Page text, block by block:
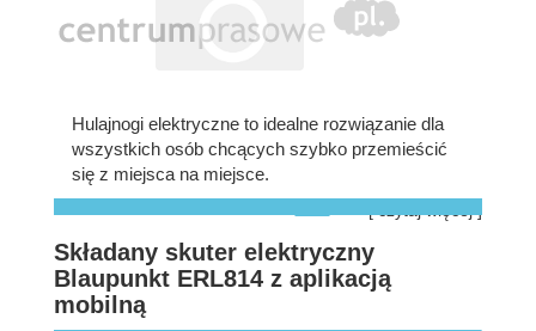
Hulajnogi elektryczne to idealne rozwiązanie dla
wszystkich osób chcących szybko przemieścić
się z miejsca na miejsce.
Składany skuter elektryczny
Blaupunkt ERL814 z aplikacją
mobilną